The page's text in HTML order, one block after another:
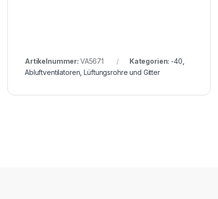
Artikelnummer: VA5671 Kategorien: -40
Abluftventilatoren ,Lüftungsrohre und Gitter